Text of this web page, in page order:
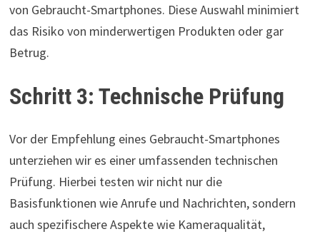
von Gebraucht-Smartphones. Diese Auswahl minimiert
das Risiko von minderwertigen Produkten oder gar
Betrug.
Schritt 3: Technische Prüfung
Vor der Empfehlung eines Gebraucht-Smartphones
unterziehen wir es einer umfassenden technischen
Prüfung. Hierbei testen wir nicht nur die
Basisfunktionen wie Anrufe und Nachrichten, sondern
auch spezifischere Aspekte wie Kameraqualität,